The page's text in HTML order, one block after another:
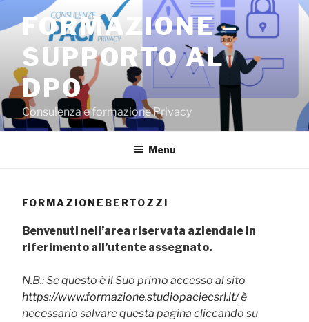
contenuto
FORMAZIONE –
SUPPORTO AL
DPO
Consulenza e formazione Privacy
Menu
FORMAZIONEBERTOZZI
Benvenuti nell’area riservata aziendale in
riferimento all’utente assegnato.
N.B.: Se questo è il Suo primo accesso al sito
https://www.formazione.studiopaciecsrl.it/è
necessario salvare questa pagina cliccando su